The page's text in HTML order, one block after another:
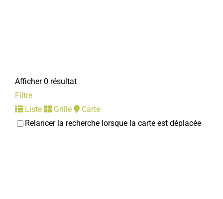
Afficher 0 résultat
Filtre
Liste
Grille
Carte
Relancer la recherche lorsque la carte est déplacée